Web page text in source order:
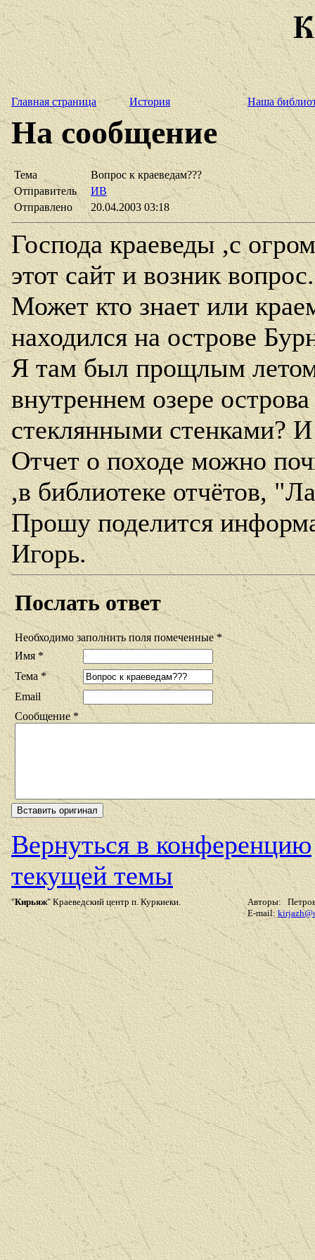
Главная страница История Наша
На сообщение
Тема
Вопрос к краеведам???
Отправитель
ИВ
Отправлено
20.04.2003 03:18
Господа краеведы ,с
этот сайт и возник вопрос.
Может кто знает или
находился на острове
Я там был прощлым летом
внутреннем озере
стеклянными стенками?
Отчет о походе можно
,в библиотеке отчётов,
Прошу поделится
Игорь.
Послать ответ
Необходимо заполнить поля помеченные *
Имя *
Тема *
Email
Сообщение *
Вернуться в конференцию
текущей темы
"Кирьяж" Краеведский центр п. Куркиеки.
Авторы:
E-mail: